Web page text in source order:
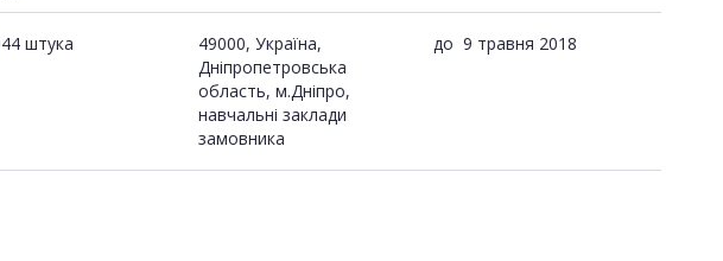
штука
49000, Україна,
Дніпропетровська
область, м.Дніпро,
навчальні заклади
замовника
до 9 травня 2018